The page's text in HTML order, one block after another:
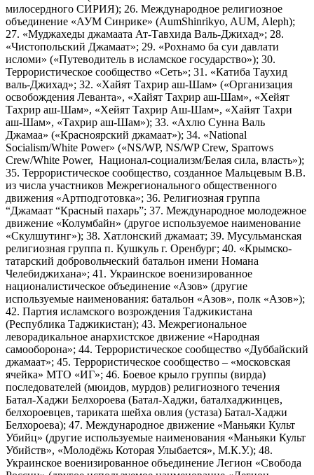
милосердного СИРИЯ); 26. Международное религиозное
объединение «АУМ Синрике» (AumShinrikyo, AUM, Aleph);
27. «Муджахеды джамаата Ат-Тавхида Валь-Джихад»; 28.
«Чистопольский Джамаат»; 29. «Рохнамо ба суи давлати
исломи» («Путеводитель в исламское государство»); 30.
Террористическое сообщество «Сеть»; 31. «Катиба Таухид
валь-Джихад»; 32. «Хайят Тахрир аш-Шам» («Организация
освобождения Леванта», «Хайят Тахрир аш-Шам», «Хейят
Тахрир аш-Шам», «Хейят Тахрир Аш-Шам», «Хайят Тахри
аш-Шам», «Тахрир аш-Шам»); 33. «Ахлю Сунна Валь
Джамаа» («Красноярский джамаат»); 34. «National
Socialism/White Power» («NS/WP, NS/WP Crew, Sparrows
Crew/White Power, Национал-социализм/Белая сила, власть»);
35. Террористическое сообщество, созданное Мальцевым В.В.
из числа участников Межрегионального общественного
движения «Артподготовка»; 36. Религиозная группа
“Джамаат “Красный пахарь”; 37. Международное молодежное
движение «Колумбайн» (другое используемое наименование
«Скулшутинг»); 38. Хатлонский джамаат; 39. Мусульманская
религиозная группа п. Кушкуль г. Оренбург; 40. «Крымско-
татарский добровольческий батальон имени Номана
Челебиджихана»; 41. Украинское военизированное
националистическое объединение «Азов» (другие
используемые наименования: батальон «Азов», полк «Азов»);
42. Партия исламского возрождения Таджикистана
(Республика Таджикистан); 43. Межрегиональное
леворадикальное анархистское движение «Народная
самооборона»; 44. Террористическое сообщество «Дуббайский
джамаат»; 45. Террористическое сообщество – «московская
ячейка» МТО «ИГ»; 46. Боевое крыло группы (вирда)
последователей (мюидов, мурдов) религиозного течения
Батал-Хаджи Белхороева (Батал-Хаджи, баталхаджинцев,
белхороевцев, тариката шейха овлия (устаза) Батал-Хаджи
Белхороева); 47. Международное движение «Маньяки Культ
Убийц» (другие используемые наименования «Маньяки Культ
Убийств», «Молодёжь Которая Улыбается», М.К.У.); 48.
Украинское военизированное объединение Легион «Свобода